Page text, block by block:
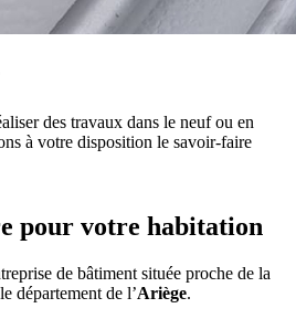
des travaux dans le neuf ou en
à votre disposition le savoir-faire
pour votre habitation
de bâtiment située proche de la
département de l’Ariège.